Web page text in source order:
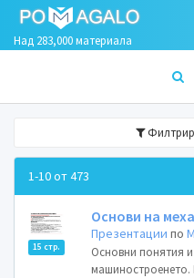
Над 283,000 материала
1-10 от 473
15 стр.
Основи на
Презентации по
Основни понятия
машиностроенето.